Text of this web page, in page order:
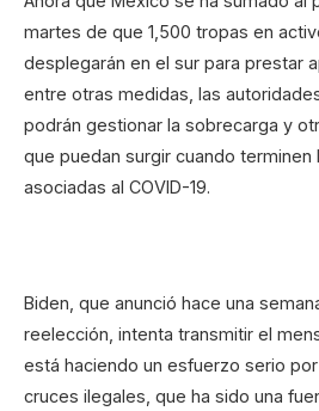
martes de que 1,500 tropas en
desplegarán en el sur para prestar
entre otras medidas, las
podrán gestionar la sobrecarga y
que puedan surgir cuando terminen
asociadas al COVID-19.
Biden, que anunció hace una
reelección, intenta transmitir el
está haciendo un esfuerzo serio
cruces ilegales, que ha sido una